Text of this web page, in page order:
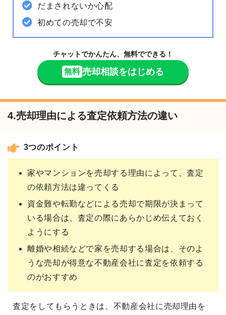
だまされないか心配
初めての売却で不安
チャットでかんたん、無料でできる！
無料 売却相談をはじめる
4.売却理由による査定依頼方法の違い
3つのポイント
家やマンションを売却する理由によって、査定
の依頼方法は違ってくる
資金難や転勤などによる売却で期限が決まって
いる場合は、査定の際にあらかじめ伝えておく
ようにする
離婚や相続などで家を売却する場合は、そのよ
うな売却が得意な不動産会社に査定を依頼する
のがおすすめ
査定をしてもらうときは、不動産会社に売却理由を